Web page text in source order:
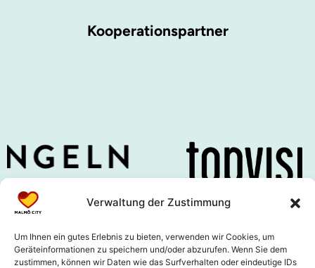
Verwaltung der Zustimmung
Um Ihnen ein gutes Erlebnis zu bieten, verwenden wir Cookies, um
Geräteinformationen zu speichern und/oder abzurufen. Wenn Sie dem
zustimmen, können wir Daten wie das Surfverhalten oder eindeutige IDs
Kooperationspartner